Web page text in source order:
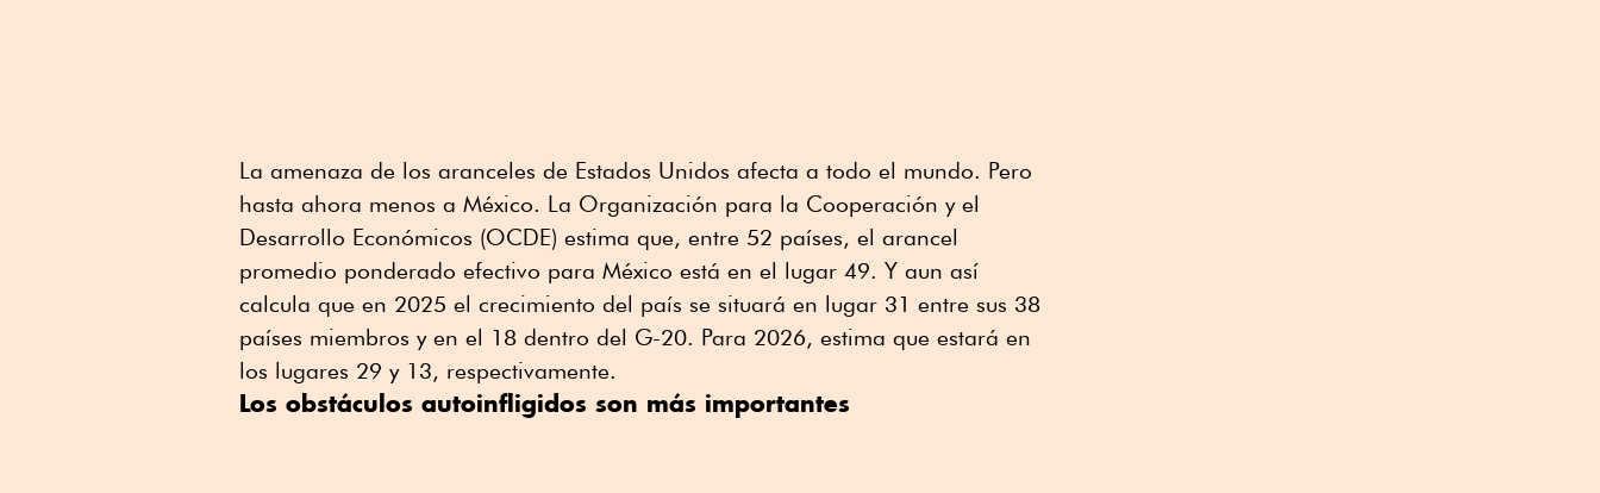
La amenaza de los aranceles de Estados Unidos afecta a todo el mundo. Pero
hasta ahora menos a México. La Organización para la Cooperación y el
Desarrollo Económicos (OCDE) estima que, entre 52 países, el arancel
promedio ponderado efectivo para México está en el lugar 49. Y aun así
calcula que en 2025 el crecimiento del país se situará en lugar 31 entre sus 38
países miembros y en el 18 dentro del G-20. Para 2026, estima que estará en
los lugares 29 y 13, respectivamente.
Los obstáculos autoinfligidos son más importantes